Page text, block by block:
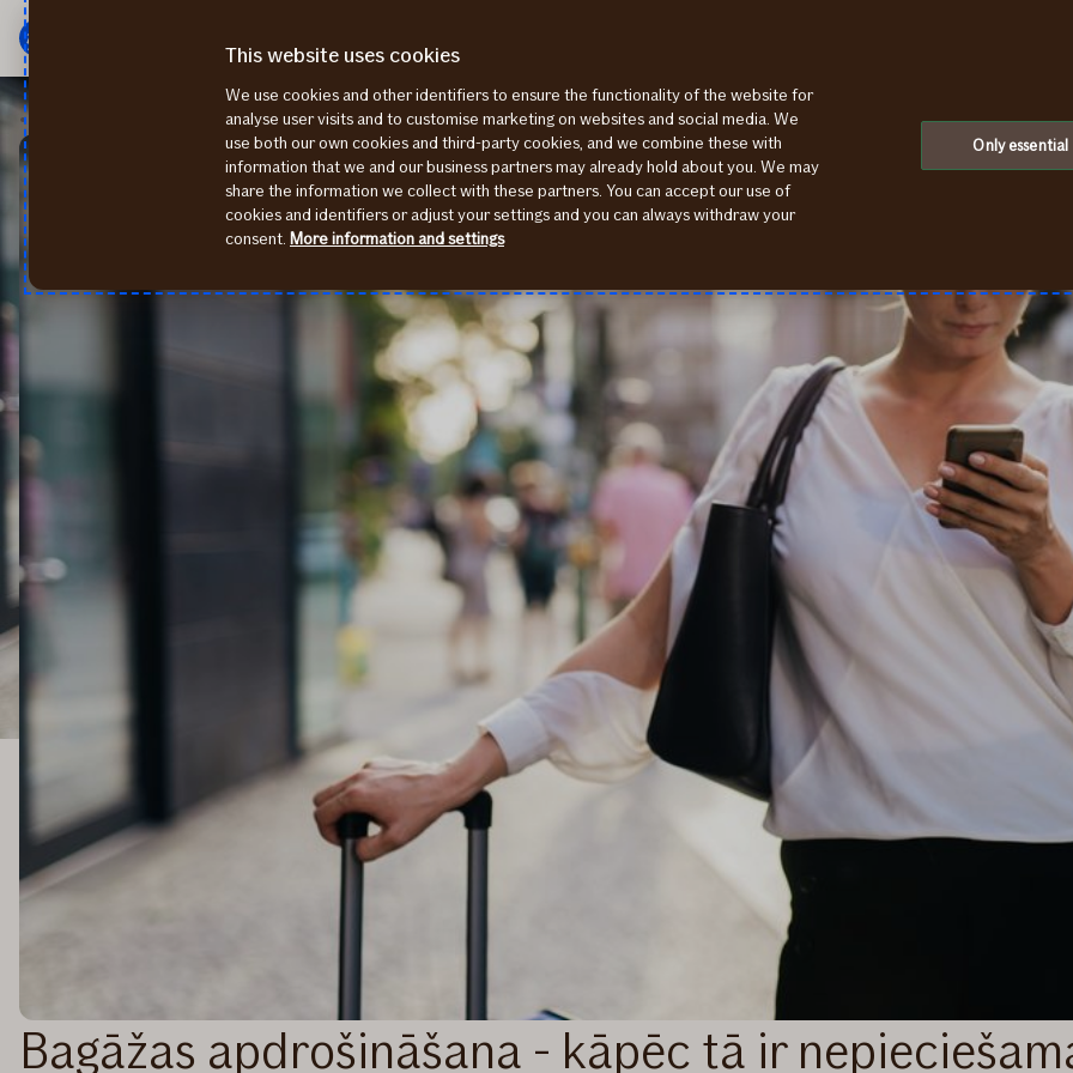
Galvenā
izvēlne
Pāriet
saturu
Bagāžas apdrošināšana Kāpēc nepieciešama bagāžas apdrošināšana?
Bagāžas apdrošināšana - kāpēc tā ir
This website uses cookies
We use cookies and other identifiers to ensure the functionality of the website for
analyse user visits and to customise marketing on websites and social media. We
use both our own cookies and third-party cookies, and we combine these with
information that we and our business partners may already hold about you. We may
share the information we collect with these partners. You can accept our use of
cookies and identifiers or adjust your settings and you can always withdraw your
consent. More information and settings
Only essential